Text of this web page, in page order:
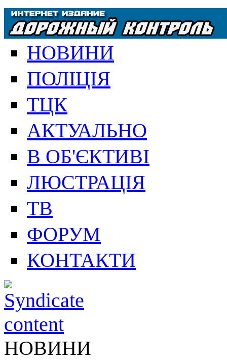
НОВИНИ
ПОЛІЦІЯ
ТЦК
АКТУАЛЬНО
В ОБ'ЄКТИВІ
ЛЮСТРАЦІЯ
ТВ
ФОРУМ
КОНТАКТИ
НОВИНИ